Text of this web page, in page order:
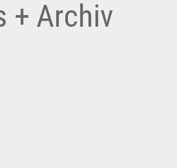
+ Archiv